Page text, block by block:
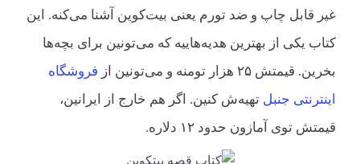
غیر قابل چاپ و ضد تورم یعنی بیت‌کوین آشنا می‌کنه. این
کتاب یکی از بهترین هدیه‌هاییه که می‌تونین برای بچه‌ها
بخرین. قیمتش ۲۵ هزار تومنه و می‌تونین از
فروشگاه
اینترنتی جنبل تهیه‌ش کنین. اگر هم خارج از ایرانین،
قیمتش توی آمازون حدود ۱۲ دلاره.